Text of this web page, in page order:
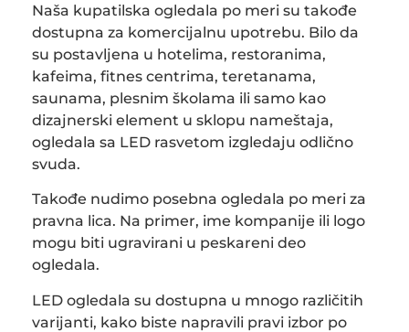
Naša kupatilska ogledala po meri su takođe
dostupna za komercijalnu upotrebu. Bilo da
su postavljena u hotelima, restoranima,
kafeima, fitnes centrima, teretanama,
saunama, plesnim školama ili samo kao
dizajnerski element u sklopu nameštaja,
ogledala sa LED rasvetom izgledaju odlično
svuda.
Takođe nudimo posebna ogledala po meri za
pravna lica. Na primer, ime kompanije ili logo
mogu biti ugravirani u peskareni deo
ogledala.
LED ogledala su dostupna u mnogo različitih
varijanti, kako biste napravili pravi izbor po